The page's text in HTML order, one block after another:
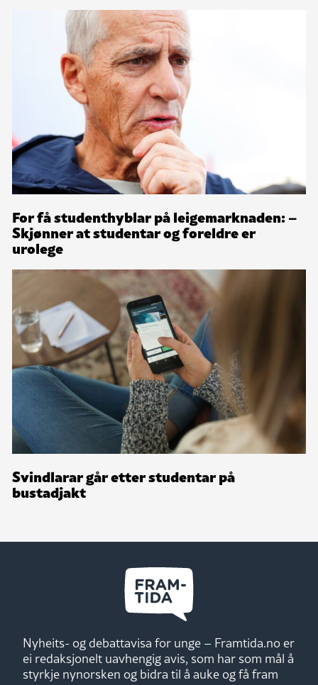
For få studenthyblar på leigemarknaden: –
Skjønner at studentar og foreldre er
urolege
Svindlarar går etter studentar på
bustadjakt
Nyheits- og debattavisa for unge – Framtida.no er
ei redaksjonelt uavhengig avis, som har som mål å
styrkje nynorsken og bidra til å auke og få fram